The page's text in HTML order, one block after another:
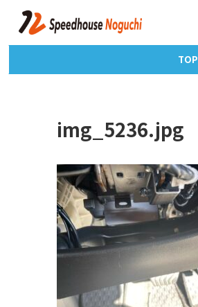
TOP
img_5236.jpg